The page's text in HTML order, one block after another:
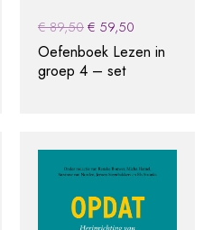
€89,50Original
price
was:
€ 89,50.
€ 59,50
price
is:
Oefenboek Lezen in
groep 4 – set